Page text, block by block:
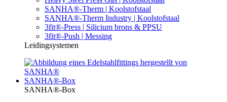
SANHA®-Therm | Koolstofstaal
SANHA®-Therm Industry | Koolstofstaal
3fit®-Press | Silicium brons & PPSU
3fit®-Push | Messing
Leidingsystemen
SANHA®-Box
SANHA®-Box